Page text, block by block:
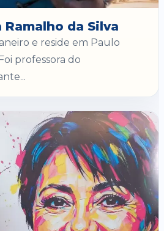
da Silva
e reside em Paulo
professora do